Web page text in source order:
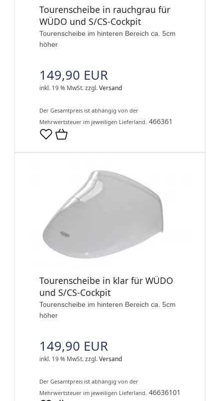
Tourenscheibe in rauchgrau für
WÜDO und S/CS-Cockpit
Tourenscheibe im hinteren Bereich ca. 5cm
höher
149,90 EUR
inkl. 19 % MwSt.zzgl.Versand
Der Gesamtpreis ist abhängig von der
Mehrwertsteuer im jeweiligen Lieferland. 466361
Tourenscheibe in klar für WÜDO
und S/CS-Cockpit
Tourenscheibe im hinteren Bereich ca. 5cm
höher
149,90 EUR
inkl. 19 % MwSt.zzgl.Versand
Der Gesamtpreis ist abhängig von der
Mehrwertsteuer im jeweiligen Lieferland. 46636101